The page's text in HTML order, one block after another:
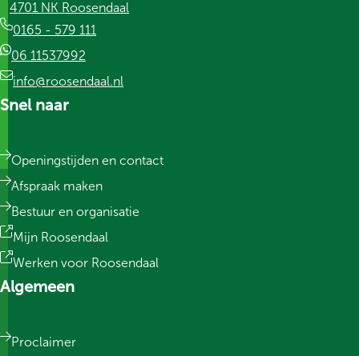
4701 NK Roosendaal
0165 - 579 111
06 11537992
info@roosendaal.nl
Snel naar
Openingstijden en contact
Afspraak maken
Bestuur en organisatie
Mijn Roosendaal
Werken voor Roosendaal
Algemeen
Proclaimer